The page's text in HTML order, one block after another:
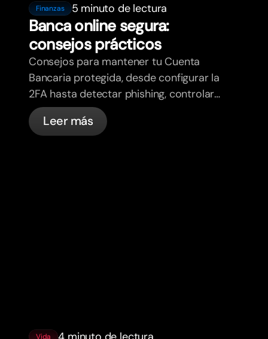
Finanzas 5 minuto de lectura
Banca online segura:
consejos prácticos
Consejos para mantener tu Cuenta
Bancaria protegida, desde configurar la
2FA hasta detectar phishing, controlar
tus tarjetas y saber qué cosas
gestiona bunq automáticamente.
Leer más
Vida